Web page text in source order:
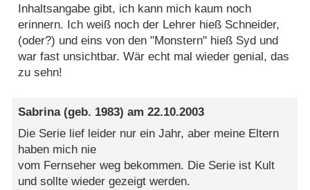
Inhaltsangabe gibt, ich kann mich kaum noch
erinnern. Ich weiß noch der Lehrer hieß Schneider,
(oder?) und eins von den "Monstern" hieß Syd und
war fast unsichtbar. Wär echt mal wieder genial, das
zu sehn!
Sabrina(geb. 1983) am22.10.2003
Die Serie lief leider nur ein Jahr, aber meine Eltern
haben mich nie
vom Fernseher weg bekommen. Die Serie ist Kult
und sollte wieder gezeigt werden.